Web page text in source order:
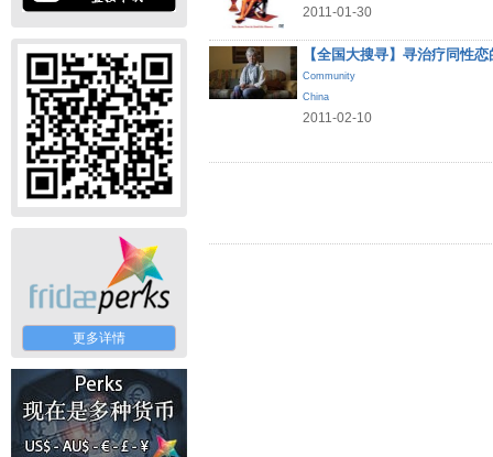
更多详情
2011-01-30
【全国大搜寻】寻治疗同性
Community
China
2011-02-10